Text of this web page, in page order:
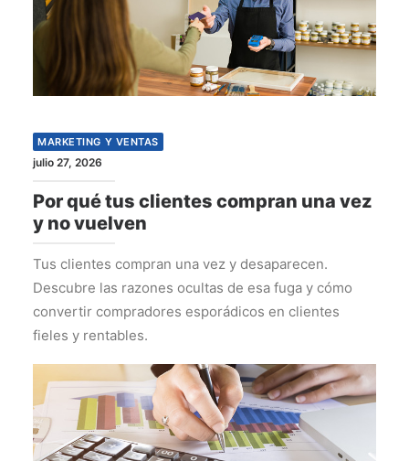
MARKETING Y VENTAS
julio 27, 2026
Por qué tus clientes compran una vez
y no vuelven
Tus clientes compran una vez y desaparecen.
Descubre las razones ocultas de esa fuga y cómo
convertir compradores esporádicos en clientes
fieles y rentables.